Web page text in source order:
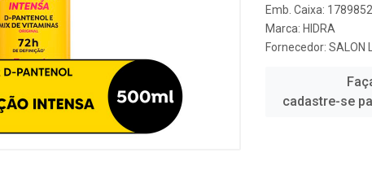
Emb. Caixa:
Marca: HIDRA
Fornecedor: SALON
cadastre-se